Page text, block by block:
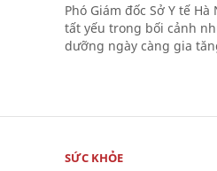
Phó Giám đốc Sở Y tế
tất yếu trong bối cảnh
dưỡng ngày càng gia
SỨC KHỎE